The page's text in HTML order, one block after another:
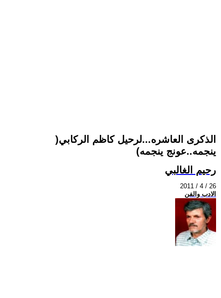
الذكرى العاشره...لرحيل كاظم الركابي(
ينجمه..عونج ينجمه)
رحيم الغالبي
2011 / 4 / 26
الادب والفن